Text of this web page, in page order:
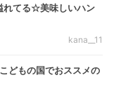
れてる☆美味しいハン
kana__11
どもの国でおススメの